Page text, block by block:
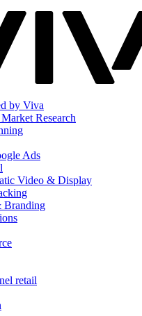
by Viva
Research
Ads
Video & Display
Branding
retail